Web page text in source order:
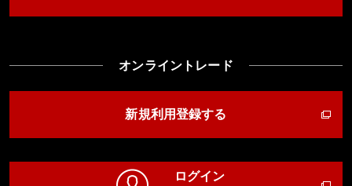
オンライントレード
新規利用登録する
ログイン